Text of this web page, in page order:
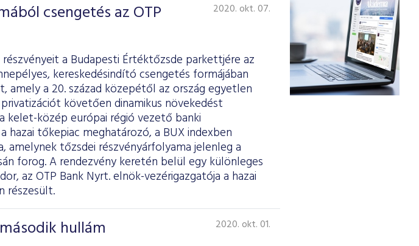
csengetés az OTP
2020. okt. 07.
a Budapesti Értéktőzsde parkettjére az
kereskedésindító csengetés formájában
amely a 20. század közepétől az ország egyetlen
követően dinamikus növekedést
kelet-közép európai régió vezető banki
tőkepiac meghatározó, a BUX indexben
amelynek tőzsdei részvényárfolyama jelenleg a
forog. A rendezvény keretén belül egy különleges
az OTP Bank Nyrt. elnök-vezérigazgatója a hazai
részesült.
hullám 2020. okt. 01.